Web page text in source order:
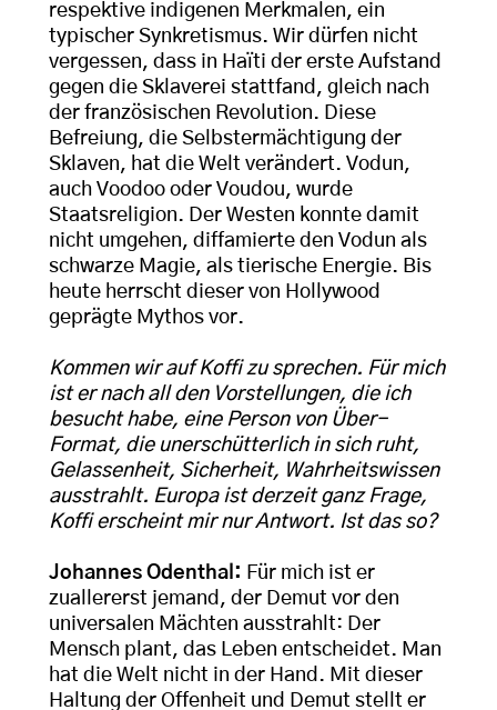
respektive indigenen Merkmalen, ein
typischer Synkretismus. Wir dürfen nicht
vergessen, dass in Haïti der erste Aufstand
gegen die Sklaverei stattfand, gleich nach
der französischen Revolution. Diese
Befreiung, die Selbstermächtigung der
Sklaven, hat die Welt verändert. Vodun,
auch Voodoo oder Voudou, wurde
Staatsreligion. Der Westen konnte damit
nicht umgehen, diffamierte den Vodun als
schwarze Magie, als tierische Energie. Bis
heute herrscht dieser von Hollywood
geprägte Mythos vor.
Kommen wir auf Koffi zu sprechen. Für mich
ist er nach all den Vorstellungen, die ich
besucht habe, eine Person von Über-
Format, die unerschütterlich in sich ruht,
Gelassenheit, Sicherheit, Wahrheitswissen
ausstrahlt. Europa ist derzeit ganz Frage,
Koffi erscheint mir nur Antwort. Ist das so?
Johannes Odenthal: Für mich ist er
zuallererst jemand, der Demut vor den
universalen Mächten ausstrahlt: Der
Mensch plant, das Leben entscheidet. Man
hat die Welt nicht in der Hand. Mit dieser
Haltung der Offenheit und Demut stellt er